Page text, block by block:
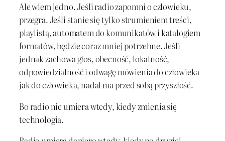
Ale wiem jedno. Jeśli radio zapomni o człowieku,
przegra. Jeśli stanie się tylko strumieniem treści,
playlistą, automatem do komunikatów i katalogiem
formatów, będzie coraz mniej potrzebne. Jeśli
jednak zachowa głos, obecność, lokalność,
odpowiedzialność i odwagę mówienia do człowieka
jak do człowieka, nadal ma przed sobą przyszłość.
Bo radio nie umiera wtedy, kiedy zmienia się
technologia.